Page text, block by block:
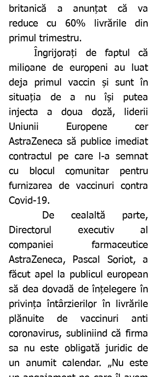
britanică a anunțat că va
reduce cu 60% livrările din
primul trimestru.
	Îngrijorați de faptul că
milioane de europeni au luat
deja primul vaccin și sunt în
situația de a nu își putea
injecta a doua doză, liderii
Uniunii Europene cer
AstraZeneca să publice imediat
contractul pe care l-a semnat
cu blocul comunitar pentru
furnizarea de vaccinuri contra
Covid-19.
Directorul executiv al
companiei farmaceutice
AstraZeneca, Pascal Soriot, a
făcut apel la publicul european
să dea dovadă de înțelegere în
privința întârzierilor în livrările
plănuite de vaccinuri anti
coronavirus, subliniind că firma
sa nu este obligată juridic de
un anumit calendar. „Nu este